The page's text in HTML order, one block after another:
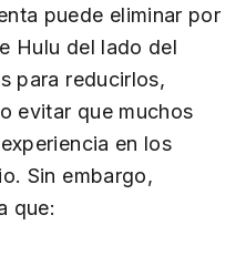
puede eliminar por
Hulu del lado del
para reducirlos,
evitar que muchos
en los
Sin embargo,
que: